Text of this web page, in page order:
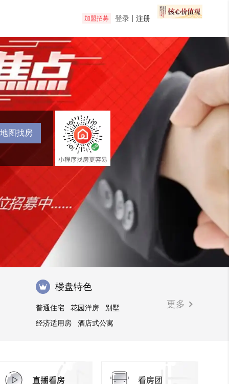
加盟招募 登录 注册
地图找房
楼盘特色
普通住宅 花园洋房
别墅
经济适用房
酒店式公寓
更多